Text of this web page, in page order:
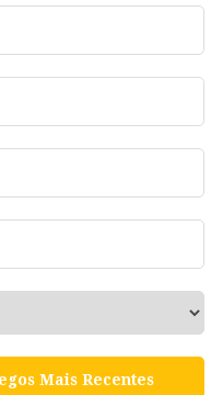
en constante
Mais Recentes